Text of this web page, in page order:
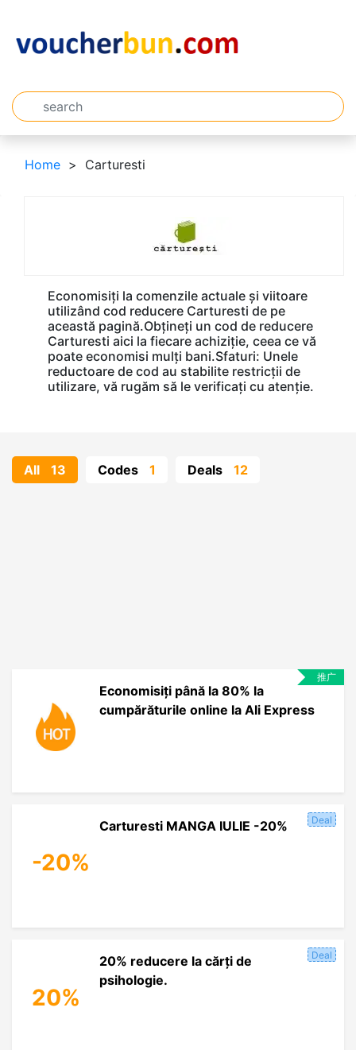
Home Carturesti
Economisiți la comenzile actuale și viitoare
utilizând cod reducere Carturesti de pe
această pagină.Obțineți un cod de reducere
Carturesti aici la fiecare achiziție, ceea ce vă
poate economisi mulți bani.Sfaturi: Unele
reductoare de cod au stabilite restricții de
utilizare, vă rugăm să le verificați cu atenție.
All 13 Codes 1 Deals 12
推广
Economisiți până la 80% la
cumpărăturile online la Ali Express
Deal
-20%
Carturesti MANGA IULIE -20%
Deal
20%
20% reducere la cărți de
psihologie.